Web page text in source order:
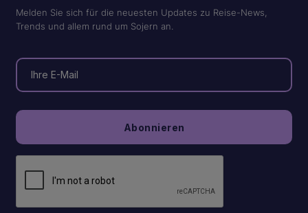
Melden Sie sich für die neuesten Updates zu Reise-News,
Trends und allem rund um Sojern an.